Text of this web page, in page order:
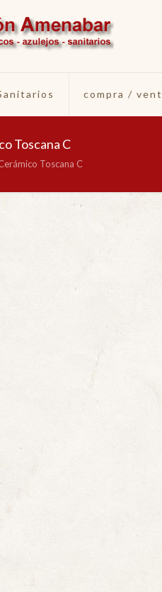
compra /
Toscana C
Toscana C